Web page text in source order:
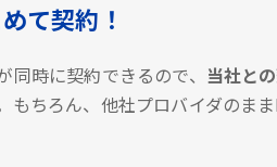
て契約！
時に契約できるので、 当社と
もちろん、他社プロバイダのま